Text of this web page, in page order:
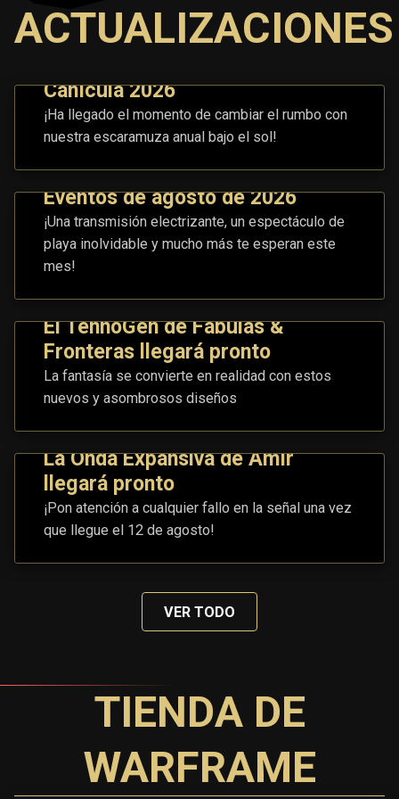
ACTUALIZACIONES
Canícula 2026
¡Ha llegado el momento de cambiar el rumbo con
nuestra escaramuza anual bajo el sol!
Eventos de agosto de 2026
¡Una transmisión electrizante, un espectáculo de
playa inolvidable y mucho más te esperan este
mes!
El TennoGen de Fábulas &
Fronteras llegará pronto
La fantasía se convierte en realidad con estos
nuevos y asombrosos diseños
La Onda Expansiva de Amir
llegará pronto
¡Pon atención a cualquier fallo en la señal una vez
que llegue el 12 de agosto!
VER TODO
TIENDA DE
WARFRAME